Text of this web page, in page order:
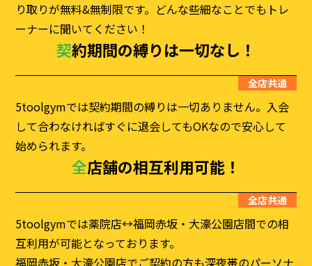
り取りが無料&無制限です。どんな些細なことでもトレ
ーナーに聞いてください！
契約期間の縛りは一切なし！
全店共通
5toolgymでは契約期間の縛りは一切ありません。入会
して合わなければすぐに退会してもOKなので安心して
始められます。
全店舗の相互利用可能！
全店共通
5toolgymでは薬院店↔福岡赤坂・大濠公園店間での相
互利用が可能となっております。
福岡赤坂・大濠公園店でご契約の方も深夜帯のパーソナ